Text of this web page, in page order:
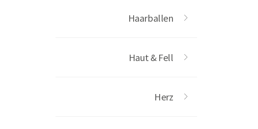
Haarballen
Haut & Fell
Herz